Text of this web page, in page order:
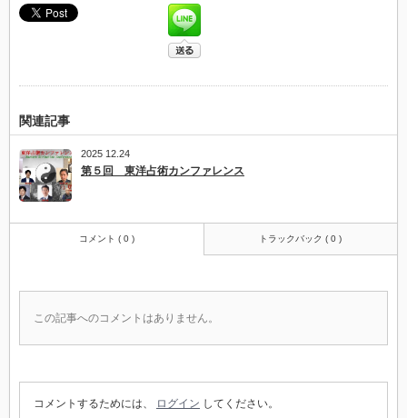
関連記事
2025 12.24
第５回 東洋占術カンファレンス
コメント ( 0 ) トラックバック ( 0 )
この記事へのコメントはありません。
コメントするためには、 ログイン してください。